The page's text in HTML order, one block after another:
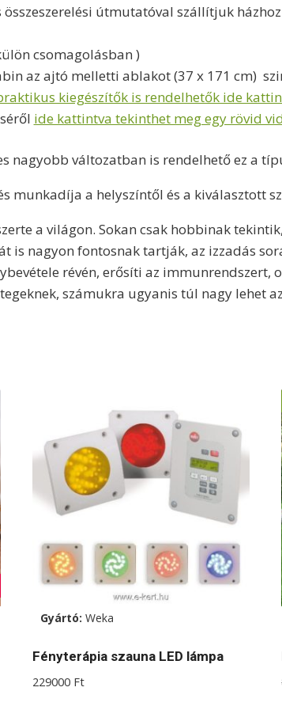
összeszerelési útmutatóval szállítjuk
csomagolásban )
az ajtó melletti ablakot (37 x 171 cm)
kiegészítők is rendelhetők ide
ide kattintva tekinthet meg egy rövid
nagyobb változatban is rendelhető ez a
munkadíja a helyszíntől és a kiválasztott
a világon. Sokan csak hobbinak
is nagyon fontosnak tartják, az izzadás
révén, erősíti az
számukra ugyanis túl nagy lehet
Gyártó: Weka
Fényterápia szauna LED lámpa
229000 Ft